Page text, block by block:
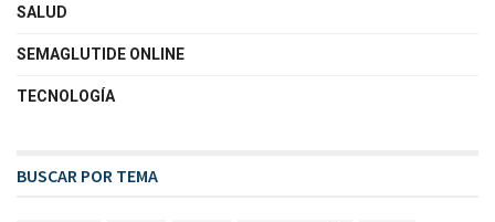
SALUD
SEMAGLUTIDE ONLINE
TECNOLOGÍA
BUSCAR POR TEMA